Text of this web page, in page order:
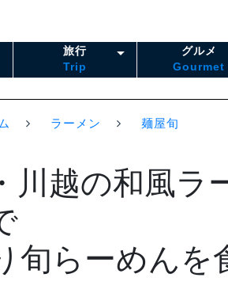
旅行
Trip
グルメ
Gourmet
ラーメン 麺屋旬
川越の和風ラ
旬らーめんを